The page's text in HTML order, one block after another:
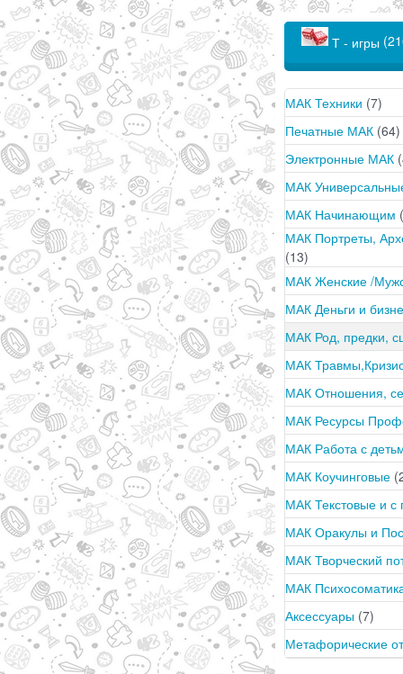
Т - игры
МАК Техники (7)
Печатные МАК (64)
Электронные МАК
МАК
МАК Начинающим
МАК Портреты,
(13)
МАК Женские /
МАК Деньги и
МАК Род, предки,
МАК
МАК Отношения,
МАК Ресурсы
МАК Работа с
МАК Коучинговые
МАК Текстовые и с
МАК Оракулы и
МАК Творческий
МАК
Аксессуары (7)
Метафорические